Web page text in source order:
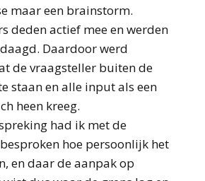
maar een brainstorm.
deden actief mee en werden
Daardoor werd
de vraagsteller buiten de
staan en alle input als een
heen kreeg.
had ik met de
hoe persoonlijk het
en daar de aanpak op